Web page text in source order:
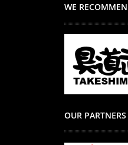
WE
OUR PARTNERS